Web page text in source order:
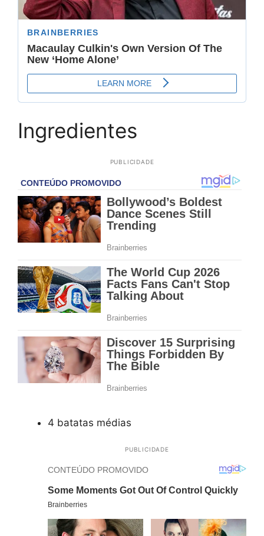
Ingredientes
PUBLICIDADE
4 batatas médias
PUBLICIDADE